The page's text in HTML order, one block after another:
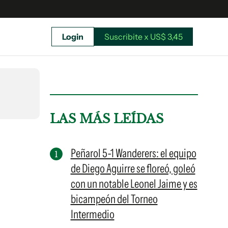
Suscribite x US$ 3,45
Login Suscribite x US$ 3,45
LAS MÁS LEÍDAS
Peñarol 5-1 Wanderers: el equipo
de Diego Aguirre se floreó, goleó
con un notable Leonel Jaime y es
bicampeón del Torneo
Intermedio